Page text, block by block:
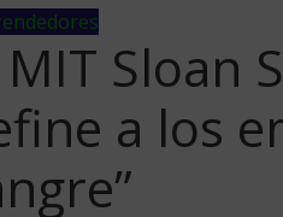
MIT Sloan
a los